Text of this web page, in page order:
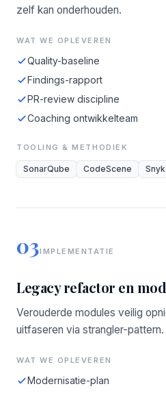
zelf kan onderhouden.
WAT WE OPLEVEREN
Quality-baseline
Findings-rapport
PR-review discipline
Coaching ontwikkelteam
TOOLING & METHODIEK
SonarQube CodeScene Snyk
03IMPLEMENTATIE
Legacy refactor en
Verouderde modules veilig
uitfaseren via strangler-
WAT WE OPLEVEREN
Modernisatie-plan